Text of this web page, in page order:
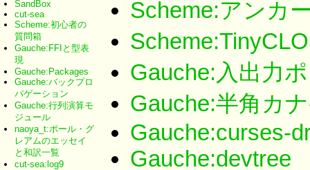
Scheme:アンカ
Gauche:入出力
Gauche:半角カ
Gauche:curses-
Gauche:devtree
SandBox
cut-sea
Scheme:初心者の
質問箱
Gauche:FFIと型表
現
Gauche:Packages
Gauche:バックプロ
パゲーション
Gauche:行列演算モ
ジュール
naoya_t:ポール・グ
レアムのエッセイ
と和訳一覧
cut-sea:log9